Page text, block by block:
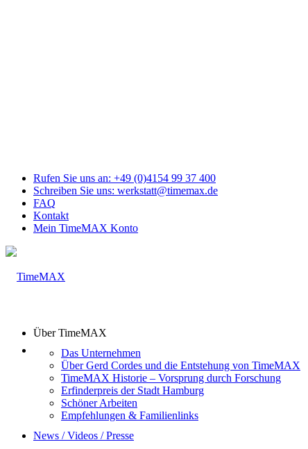
Rufen Sie uns an: +49 (0)4154 99 37 400
Schreiben Sie uns: werkstatt@timemax.de
FAQ
Kontakt
Mein TimeMAX Konto
Über TimeMAX
Das Unternehmen
Über Gerd Cordes und die Entstehung von TimeMAX
TimeMAX Historie – Vorsprung durch Forschung
Erfinderpreis der Stadt Hamburg
Schöner Arbeiten
Empfehlungen & Familienlinks
News / Videos / Presse